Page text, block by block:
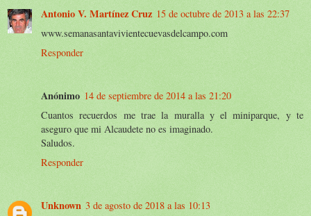
Antonio V. Martínez Cruz 15 de octubre de 2013 a las 22:37
www.semanasantavivientecuevasdelcampo.com
Responder
Anónimo 14 de septiembre de 2014 a las 21:20
Cuantos recuerdos me trae la muralla y el miniparque, y te
aseguro que mi Alcaudete no es imaginado.
Saludos.
Responder
Unknown 3 de agosto de 2018 a las 10:13